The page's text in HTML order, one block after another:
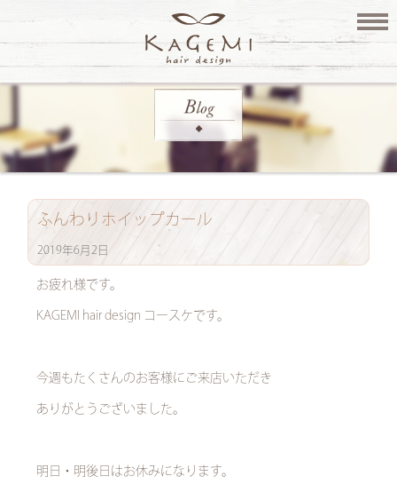
ふんわりホイップカール
2019年6月2日
お疲れ様です。
KAGEMI hair design コースケです。
今週もたくさんのお客様にご来店いただき
ありがとうございました。
明日・明後日はお休みになります。